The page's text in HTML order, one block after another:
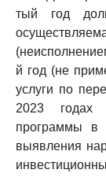
тый год
й год (не
услуги по
2023 годах
программы в
выявления